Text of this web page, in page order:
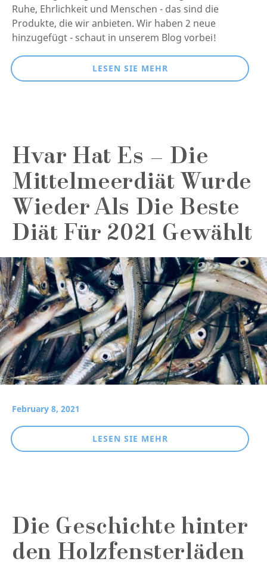
Ruhe, Ehrlichkeit und Menschen - das sind die
Produkte, die wir anbieten. Wir haben 2 neue
hinzugefügt - schaut in unserem Blog vorbei!
LESEN SIE MEHR
Hvar Hat Es – Die
Mittelmeerdiät Wurde
Wieder Als Die Beste
Diät Für 2021 Gewählt
February 8, 2021
LESEN SIE MEHR
Die Geschichte hinter
den Holzfensterläden